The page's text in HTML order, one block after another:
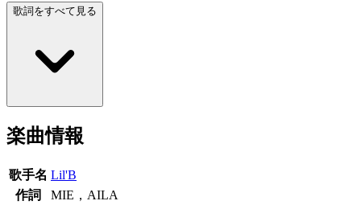
歌詞をすべて見る
楽曲情報
歌手名 Lil'B
作詞
MIE，AILA